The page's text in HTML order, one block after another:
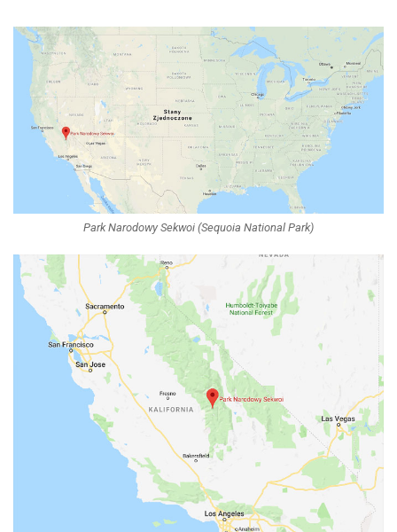
Park Narodowy Sekwoi (Sequoia National Park)